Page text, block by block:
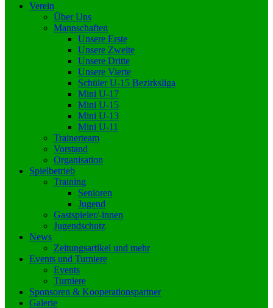
Verein
Über Uns
Mannschaften
Unsere Erste
Unsere Zweite
Unsere Dritte
Unsere Vierte
Schüler U-15 Bezirksliga
Mini U-17
Mini U-15
Mini U-13
Mini U-11
Trainerteam
Vorstand
Organisation
Spielbetrieb
Training
Senioren
Jugend
Gastspieler/-innen
Jugendschutz
News
Zeitungsartikel und mehr
Events und Turniere
Events
Turniere
Sponsoren & Kooperationspartner
Galerie